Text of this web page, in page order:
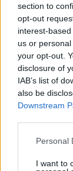
section to
opt-out
interest-
us or
your opt-out.
disclosure of
IAB’s list of
also be
Downstream
Personal
I want to
Collaboration
Goldfinger
Scheiß auf
wir keinen
Audemars
Handgelenk
Ruck,
mit Matthew